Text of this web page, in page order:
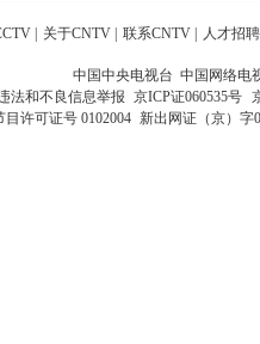
关于CNTV 联系CNTV 人才招聘
中国中央电视台 中国网络电
法和不良信息举报 京ICP证060535号
许可证号 0102004 新出网证（京）